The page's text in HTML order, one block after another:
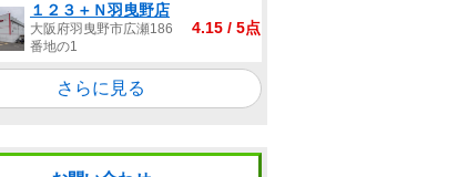
１２３＋Ｎ羽曳野店
大阪府羽曳野市広瀬186
番地の1
4.15 / 5点
さらに見る